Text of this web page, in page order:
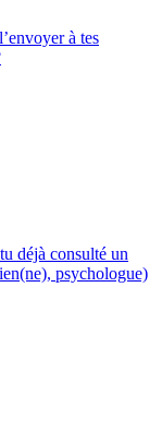
à tes
déjà consulté un
psychologue)